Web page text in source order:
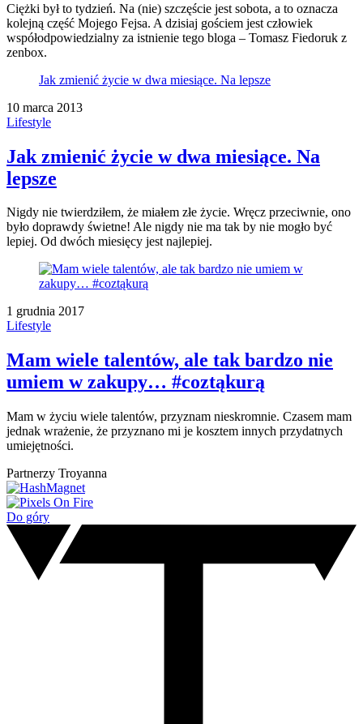
Ciężki był to tydzień. Na (nie) szczęście jest sobota, a to oznacza
kolejną część Mojego Fejsa. A dzisiaj gościem jest człowiek
współodpowiedzialny za istnienie tego bloga – Tomasz Fiedoruk z
zenbox.
Jak zmienić życie w dwa miesiące. Na lepsze
10 marca 2013
Lifestyle
Jak zmienić życie w dwa miesiące. Na
lepsze
Nigdy nie twierdziłem, że miałem złe życie. Wręcz przeciwnie, ono
było doprawdy świetne! Ale nigdy nie ma tak by nie mogło być
lepiej. Od dwóch miesięcy jest najlepiej.
1 grudnia 2017
Lifestyle
Mam wiele talentów, ale tak bardzo nie
umiem w zakupy… #coztąkurą
Mam w życiu wiele talentów, przyznam nieskromnie. Czasem mam
jednak wrażenie, że przyznano mi je kosztem innych przydatnych
umiejętności.
Partnerzy Troyanna
Do góry